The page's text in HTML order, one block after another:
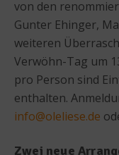
von den
Gunter Ehinger,
weiteren
Verwöhn-Tag um
pro Person sind
enthalten.
info@oleliese.de
Zwei neue